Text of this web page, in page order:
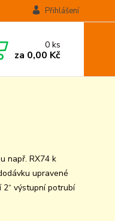
Přihlášení
0ks
za 0,00 Kč
např. RX74 k
upravené
2“ výstupní potrubí